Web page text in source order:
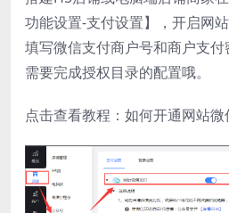
功能设置-支付设置】，开启网
填写微信支付商户号和商户支
需要完成授权目录的配置哦。
点击查看教程：如何开通网站微